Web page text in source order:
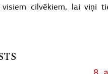
cilvēkiem, lai viņi